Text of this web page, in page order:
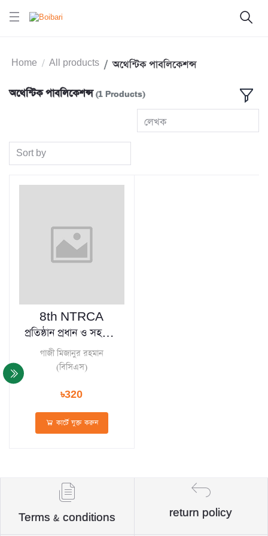
Home All products অথেন্টিক পাবলিকেশন্স
অথেন্টিক পাবলিকেশন্স(1 Products)
লেখক
Sort by
8th NTRCA
প্রতিষ্ঠান প্রধান ও সহকারী
প্রধান নিয়োগ পরীক্ষার
ভাইভার প্রস্তুতির জন্য
গাজী মিজানুর রহমান
(বিসিএস)
৳320
কার্টে যুক্ত করুন
Terms & conditions return policy